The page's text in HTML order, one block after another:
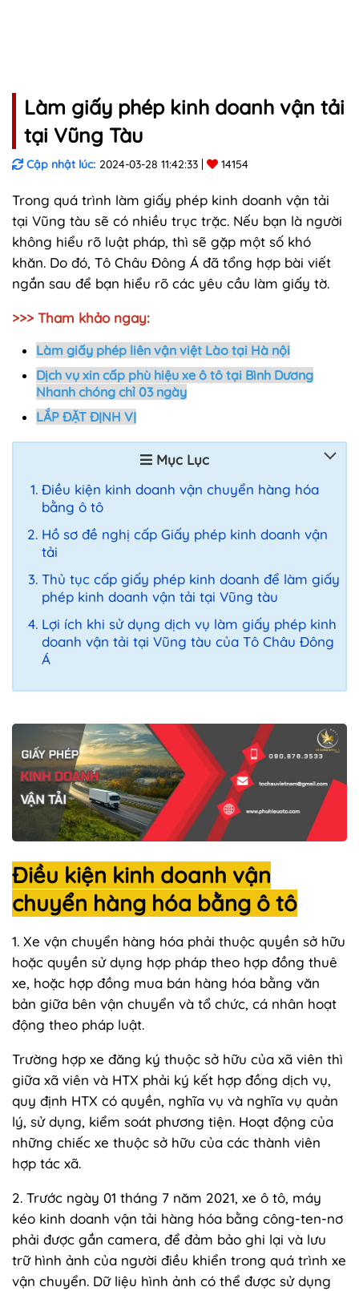
Làm giấy phép kinh doanh vận tải
tại Vũng Tàu
Cập nhật lúc: 2024-03-28 11:42:33 14154
Trong quá trình làm giấy phép kinh doanh vận tải
tại Vũng tàu sẽ có nhiều trục trặc. Nếu bạn là người
không hiểu rõ luật pháp, thì sẽ gặp một số khó
khăn. Do đó, Tô Châu Đông Á đã tổng hợp bài viết
ngắn sau để bạn hiểu rõ các yêu cầu làm giấy tờ.
>>> Tham khảo ngay:
Làm giấy phép liên vận việt Lào tại Hà nội
Dịch vụ xin cấp phù hiệu xe ô tô tại Bình Dương
Nhanh chóng chỉ 03 ngày
LẮP ĐẶT ĐỊNH VỊ
Mục Lục
Điều kiện kinh doanh vận chuyển hàng hóa
bằng ô tô
Hồ sơ đề nghị cấp Giấy phép kinh doanh vận
tải
Thủ tục cấp giấy phép kinh doanh để làm giấy
phép kinh doanh vận tải tại Vũng tàu
Lợi ích khi sử dụng dịch vụ làm giấy phép kinh
doanh vận tải tại Vũng tàu của Tô Châu Đông
Á
Điều kiện kinh doanh vận
chuyển hàng hóa bằng ô tô
1. Xe vận chuyển hàng hóa phải thuộc quyền sở hữu
hoặc quyền sử dụng hợp pháp theo hợp đồng thuê
xe, hoặc hợp đồng mua bán hàng hóa bằng văn
bản giữa bên vận chuyển và tổ chức, cá nhân hoạt
động theo pháp luật.
Trường hợp xe đăng ký thuộc sở hữu của xã viên thì
giữa xã viên và HTX phải ký kết hợp đồng dịch vụ,
quy định HTX có quyền, nghĩa vụ và nghĩa vụ quản
lý, sử dụng, kiểm soát phương tiện. Hoạt động của
những chiếc xe thuộc sở hữu của các thành viên
hợp tác xã.
2. Trước ngày 01 tháng 7 năm 2021, xe ô tô, máy
kéo kinh doanh vận tải hàng hóa bằng công-ten-nơ
phải được gắn camera, để đảm bảo ghi lại và lưu
trữ hình ảnh của người điều khiển trong quá trình xe
vận chuyển. Dữ liệu hình ảnh có thể được sử dụng